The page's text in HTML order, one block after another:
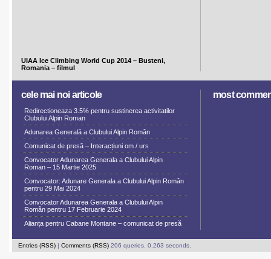
UIAA Ice Climbing World Cup 2014 – Busteni,
Romania – filmul
cele mai noi articole
Redirectioneaza 3.5% pentru sustinerea activitatilor
Clubului Alpin Roman
Adunarea Generală a Clubului Alpin Român
Comunicat de presă – Interacțiuni om / urs
Convocator Adunarea Generala a Clubului Alpin
Roman – 15 Martie 2025
Convocator: Adunare Generala a Clubului Alpin Român
pentru 29 Mai 2024
Convocator Adunarea Generala a Clubului Alpin
Român pentru 17 Februarie 2024
Alianța pentru Cabane Montane – comunicat de presă
most
Entries (RSS) | Comments (RSS) 206 queries. 0.263 seconds.